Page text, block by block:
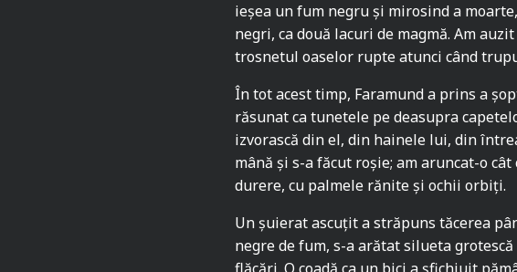
ieșea un fum negru și mirosind a
negri, ca două lacuri de magmă. Am
trosnetul oaselor rupte atunci când
În tot acest timp, Faramund a prins a
răsunat ca tunetele pe deasupra
izvorască din el, din hainele lui, din
mână și s-a făcut roșie; am aruncat-o
durere, cu palmele rănite și ochii orbiți.
Un șuierat ascuțit a străpuns tăcerea
negre de fum, s-a arătat silueta